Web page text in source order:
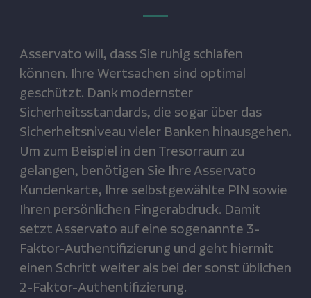
Asservato will, dass Sie ruhig schlafen
können. Ihre Wertsachen sind optimal
geschützt. Dank modernster
Sicherheitsstandards, die sogar über das
Sicherheitsniveau vieler Banken hinausgehen.
Um zum Beispiel in den Tresorraum zu
gelangen, benötigen Sie Ihre Asservato
Kundenkarte, Ihre selbstgewählte PIN sowie
Ihren persönlichen Fingerabdruck. Damit
setzt Asservato auf eine sogenannte 3-
Faktor-Authentifizierung und geht hiermit
einen Schritt weiter als bei der sonst üblichen
2-Faktor-Authentifizierung.